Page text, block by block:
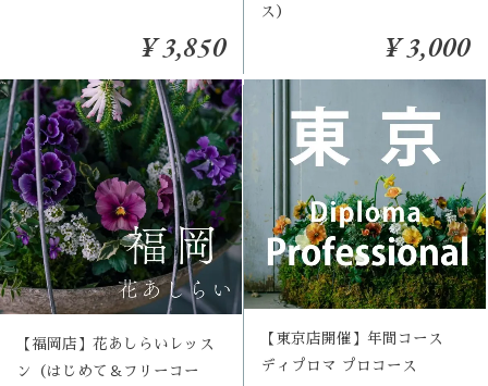
¥ 3,850
ス）
¥ 3,000
【福岡店】花あしらいレッス
ン（はじめて＆フリーコー
【東京店開催】年間コース
ディプロマ プロコース